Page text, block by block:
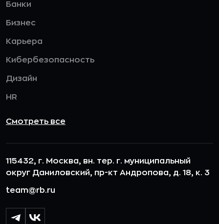
Банки
Бизнес
Карьера
Кибербезопасность
Дизайн
HR
Смотреть все
115432, г. Москва, вн. тер. г. муниципальный
округ Даниловский, пр-кт Андропова, д. 18, к. 3
team@rb.ru